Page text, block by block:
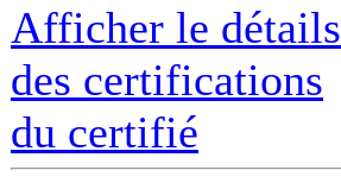
Afficher le détails
des certifications
du certifié